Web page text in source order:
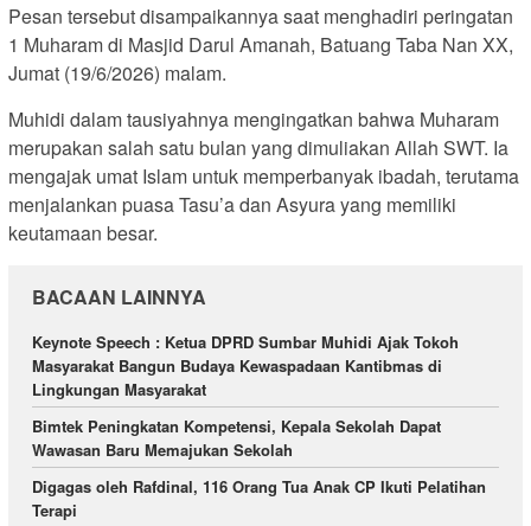
Pesan tersebut disampaikannya saat menghadiri peringatan
1 Muharam di Masjid Darul Amanah, Batuang Taba Nan XX,
Jumat (19/6/2026) malam.
Muhidi dalam tausiyahnya mengingatkan bahwa Muharam
merupakan salah satu bulan yang dimuliakan Allah SWT. Ia
mengajak umat Islam untuk memperbanyak ibadah, terutama
menjalankan puasa Tasu’a dan Asyura yang memiliki
keutamaan besar.
BACAAN LAINNYA
Keynote Speech : Ketua DPRD Sumbar Muhidi Ajak Tokoh
Masyarakat Bangun Budaya Kewaspadaan Kantibmas di
Lingkungan Masyarakat
Bimtek Peningkatan Kompetensi, Kepala Sekolah Dapat
Wawasan Baru Memajukan Sekolah
Digagas oleh Rafdinal, 116 Orang Tua Anak CP Ikuti Pelatihan
Terapi